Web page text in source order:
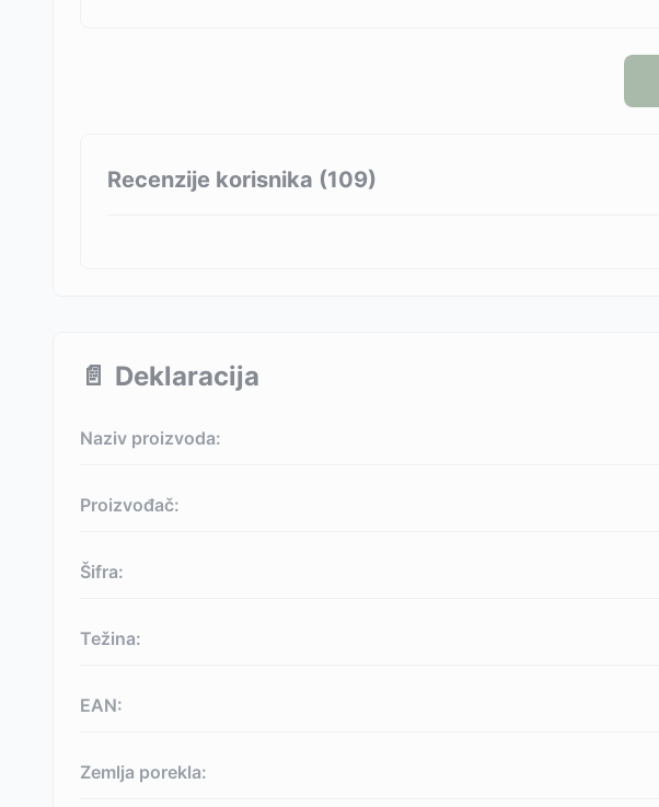
Recenzije korisnika (109)
📄 Deklaracija
Naziv proizvoda:
Proizvođač:
Šifra:
Težina:
EAN:
Zemlja porekla: